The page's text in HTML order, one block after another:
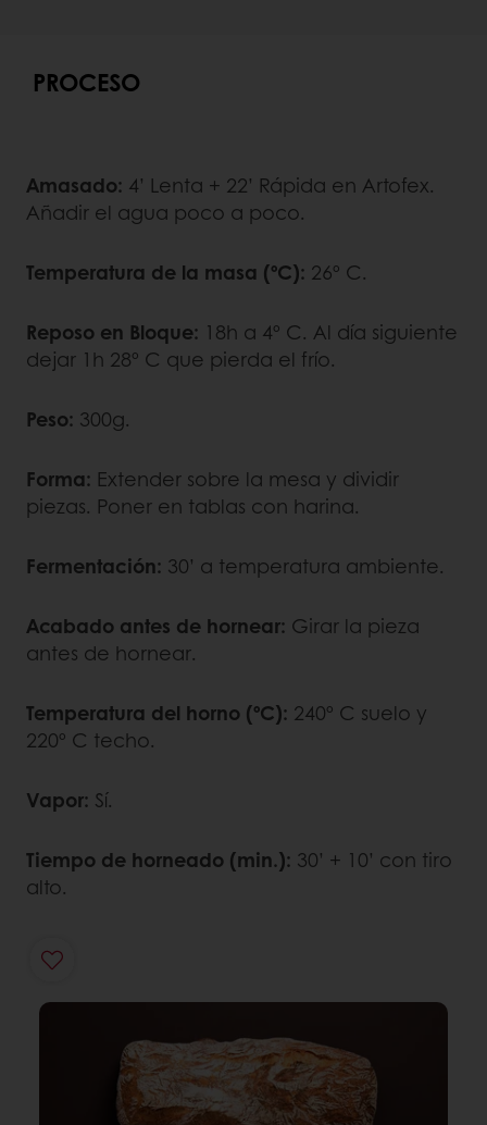
PROCESO
Amasado: 4’ Lenta + 22’ Rápida en Artofex.
Añadir el agua poco a poco.
Temperatura de la masa (ºC): 26º C.
Reposo en Bloque: 18h a 4º C. Al día siguiente
dejar 1h 28º C que pierda el frío.
Peso: 300g.
Forma: Extender sobre la mesa y dividir
piezas. Poner en tablas con harina.
Fermentación: 30’ a temperatura ambiente.
Acabado antes de hornear: Girar la pieza
antes de hornear.
Temperatura del horno (ºC): 240º C suelo y
220º C techo.
Vapor: Sí.
Tiempo de horneado (min.): 30’ + 10’ con tiro
alto.